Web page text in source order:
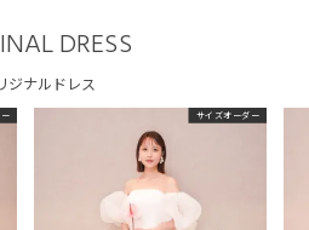
DRESS
ジナルドレス
サイズオーダー